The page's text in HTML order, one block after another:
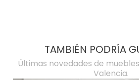
TAMBIÉN PODRÍA
Últimas novedades de
Valencia.